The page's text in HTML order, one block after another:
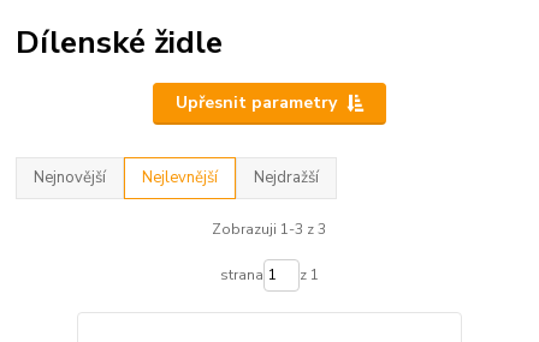
Dílenské židle
Upřesnit parametry
Nejnovější Nejlevnější Nejdražší
Zobrazuji 1-3 z 3
strana z 1